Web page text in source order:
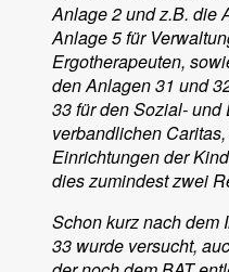
Anlage 2 und z.B. die
Anlage 5 für
Ergotherapeuten,
den Anlagen 31 und
33 für den Sozial-
verbandlichen
Einrichtungen der
dies zumindest zwei
Schon kurz nach dem
33 wurde versucht,